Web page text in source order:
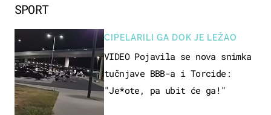
SPORT
CIPELARILI GA DOK JE LEŽAO
VIDEO Pojavila se nova snimka
tučnjave BBB-a i Torcide:
"Je*ote, pa ubit će ga!"